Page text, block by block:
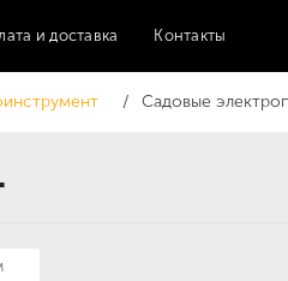
и доставка Контакты
Садовые